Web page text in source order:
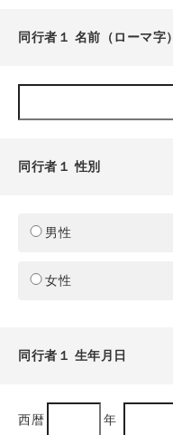
同行者１ 名前（ローマ字）
同行者１ 性別
男性
女性
同行者１ 生年月日
西暦 年